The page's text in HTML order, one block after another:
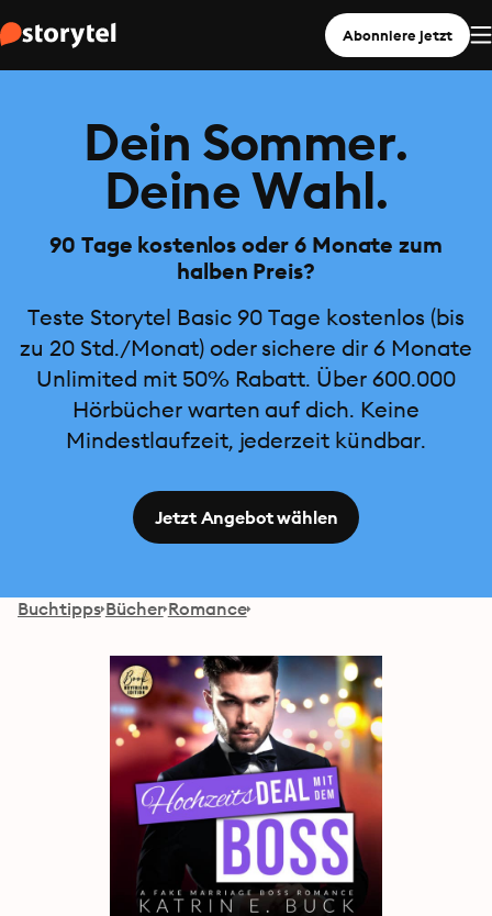
Abonniere jetzt
Dein Sommer.
Deine Wahl.
90 Tage kostenlos oder 6 Monate zum
halben Preis?
Teste Storytel Basic 90 Tage kostenlos (bis
zu 20 Std./Monat) oder sichere dir 6 Monate
Unlimited mit 50% Rabatt. Über 600.000
Hörbücher warten auf dich. Keine
Mindestlaufzeit, jederzeit kündbar.
Jetzt Angebot wählen
Buchtipps Bücher Romance